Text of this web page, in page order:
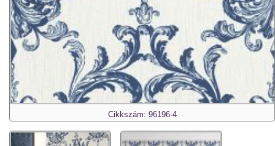
Cikkszám: 96196-4